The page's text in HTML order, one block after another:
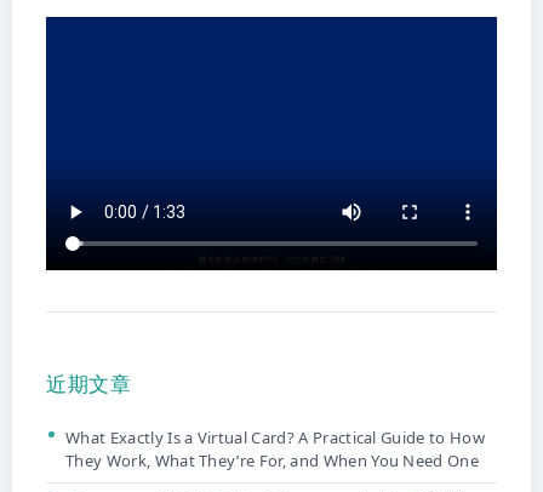
近期文章
What Exactly Is a Virtual Card? A Practical Guide to How
They Work, What They’re For, and When You Need One